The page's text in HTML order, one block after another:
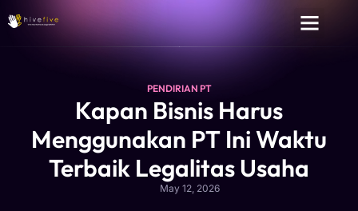
PENDIRIAN PT
Kapan Bisnis Harus
Menggunakan PT Ini Waktu
Terbaik Legalitas Usaha
May 12, 2026